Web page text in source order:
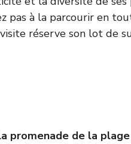
pas à la parcourir en
réserve son lot de
promenade de la